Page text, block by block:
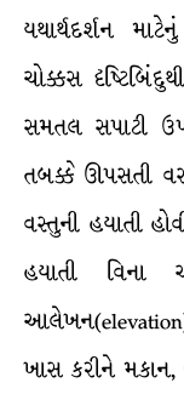
યથાર્થદર્શન
ચોક્કસ
સમતલ સપાટી
તબક્કે ઊપસતી
વસ્તુની હયાતી
હયાતી વિના
ખાસ કરીને